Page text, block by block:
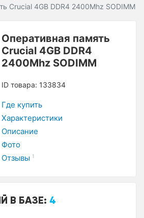
Crucial 4GB DDR4 2400Mhz SODIMM
Оперативная память
Crucial 4GB DDR4
2400Mhz SODIMM
ID товара: 133834
Где купить
Характеристики
Описание
Фото
Отзывы 1
В БАЗЕ: 4